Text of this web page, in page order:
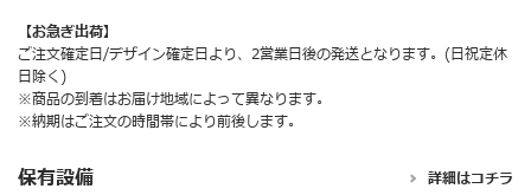
【お急ぎ出荷】
ご注文確定日/デザイン確定日より、2営業日後の発送となります。(日祝定休
日除く)
※商品の到着はお届け地域によって異なります。
※納期はご注文の時間帯により前後します。
保有設備 詳細はコチラ